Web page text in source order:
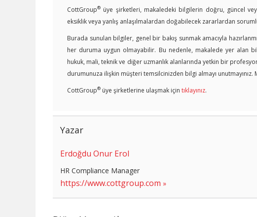
CottGroup® üye şirketleri, makaledeki bilgilerin doğru, güncel
eksiklik veya yanlış anlaşılmalardan doğabilecek zararlardan
Burada sunulan bilgiler, genel bir bakış sunmak amacıyla
her duruma uygun olmayabilir. Bu nedenle, makalede yer alan
hukuk, mali, teknik ve diğer uzmanlık alanlarında yetkin bir
durumunuza ilişkin müşteri temsilcinizden bilgi almayı
CottGroup® üye şirketlerine ulaşmak için tıklayınız.
Yazar
Erdoğdu Onur Erol
HR Compliance Manager
https://www.cottgroup.com